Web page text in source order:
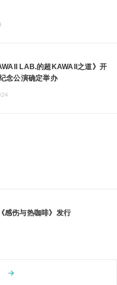
LAB.的超KAWAII之道》开
念公演确定举办
感伤与热咖啡》发行
arrow_forward